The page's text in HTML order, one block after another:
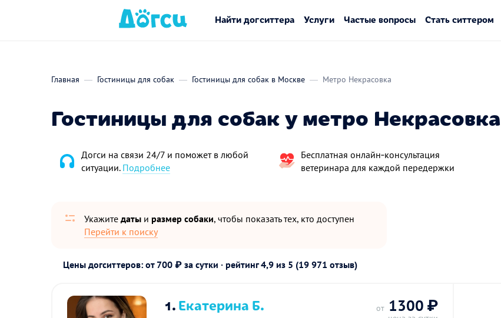
Найти догситтера Услуги Частые вопросы Стать ситтером
Главная Гостиницы для собак Гостиницы для собак в Москве Метро Некрасовка
Гостиницы для собак у метро Некрасовка
Догси на связи 24/7 и поможет в любой
ситуации. Подробнее
Бесплатная онлайн‑консультация
ветеринара для каждой передержки
Укажите даты и размер собаки, чтобы показать тех, кто доступен
Перейти к поиску
Цены догситтеров: от 700 ₽ за сутки · рейтинг4,9 из 5 (19 971 отзыв)
1.Екатерина Б. от 1300 ₽